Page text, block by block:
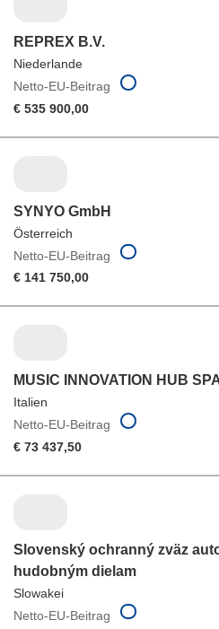
REPREX B.V.
Niederlande
Netto-EU-Beitrag
€ 535 900,00
SYNYO GmbH
Österreich
Netto-EU-Beitrag
€ 141 750,00
MUSIC INNOVATION HUB
Italien
Netto-EU-Beitrag
€ 73 437,50
Slovenský ochranný zväz
hudobným dielam
Slowakei
Netto-EU-Beitrag